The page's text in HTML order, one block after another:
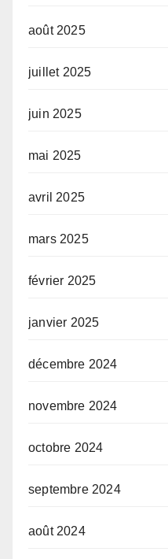
août 2025
juillet 2025
juin 2025
mai 2025
avril 2025
mars 2025
février 2025
janvier 2025
décembre 2024
novembre 2024
octobre 2024
septembre 2024
août 2024